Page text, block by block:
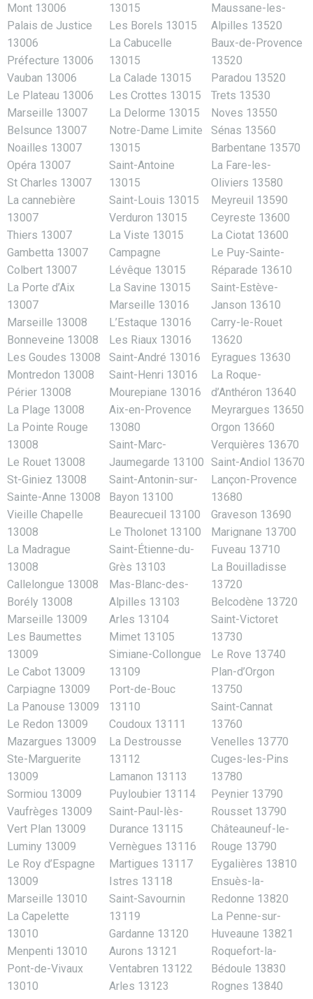
Mont 13006
Palais de Justice
13006
Préfecture 13006
Vauban 13006
Le Plateau 13006
Marseille 13007
Belsunce 13007
Noailles 13007
Opéra 13007
St Charles 13007
La cannebière
13007
Thiers 13007
Gambetta 13007
Colbert 13007
La Porte d’Aix
13007
Marseille 13008
Bonneveine 13008
Les Goudes 13008
Montredon 13008
Périer 13008
La Plage 13008
La Pointe Rouge
13008
Le Rouet 13008
St-Giniez 13008
Sainte-Anne 13008
Vieille Chapelle
13008
La Madrague
13008
Callelongue 13008
Borély 13008
Marseille 13009
Les Baumettes
13009
Le Cabot 13009
Carpiagne 13009
La Panouse 13009
Le Redon 13009
Mazargues 13009
Ste-Marguerite
13009
Sormiou 13009
Vaufrèges 13009
Vert Plan 13009
Luminy 13009
Le Roy d’Espagne
13009
Marseille 13010
La Capelette
13010
Menpenti 13010
Pont-de-Vivaux
13010
13015
Les Borels 13015
La Cabucelle
13015
La Calade 13015
Les Crottes 13015
La Delorme 13015
Notre-Dame Limite
13015
Saint-Antoine
13015
Saint-Louis 13015
Verduron 13015
La Viste 13015
Campagne
Lévêque 13015
La Savine 13015
Marseille 13016
L’Estaque 13016
Les Riaux 13016
Saint-André 13016
Saint-Henri 13016
Mourepiane 13016
Aix-en-Provence
13080
Saint-Marc-
Jaumegarde 13100
Saint-Antonin-sur-
Bayon 13100
Beaurecueil 13100
Le Tholonet 13100
Saint-Étienne-du-
Grès 13103
Mas-Blanc-des-
Alpilles 13103
Arles 13104
Mimet 13105
Simiane-Collongue
13109
Port-de-Bouc
13110
Coudoux 13111
La Destrousse
13112
Lamanon 13113
Puyloubier 13114
Saint-Paul-lès-
Durance 13115
Vernègues 13116
Martigues 13117
Istres 13118
Saint-Savournin
13119
Gardanne 13120
Aurons 13121
Ventabren 13122
Arles 13123
Maussane-les-
Alpilles 13520
Baux-de-Provence
13520
Paradou 13520
Trets 13530
Noves 13550
Sénas 13560
Barbentane 13570
La Fare-les-
Oliviers 13580
Meyreuil 13590
Ceyreste 13600
La Ciotat 13600
Le Puy-Sainte-
Réparade 13610
Saint-Estève-
Janson 13610
Carry-le-Rouet
13620
Eyragues 13630
La Roque-
d’Anthéron 13640
Meyrargues 13650
Orgon 13660
Verquières 13670
Saint-Andiol 13670
Lançon-Provence
13680
Graveson 13690
Marignane 13700
Fuveau 13710
La Bouilladisse
13720
Belcodène 13720
Saint-Victoret
13730
Le Rove 13740
Plan-d’Orgon
13750
Saint-Cannat
13760
Venelles 13770
Cuges-les-Pins
13780
Peynier 13790
Rousset 13790
Châteauneuf-le-
Rouge 13790
Eygalières 13810
Ensuès-la-
Redonne 13820
La Penne-sur-
Huveaune 13821
Roquefort-la-
Bédoule 13830
Rognes 13840